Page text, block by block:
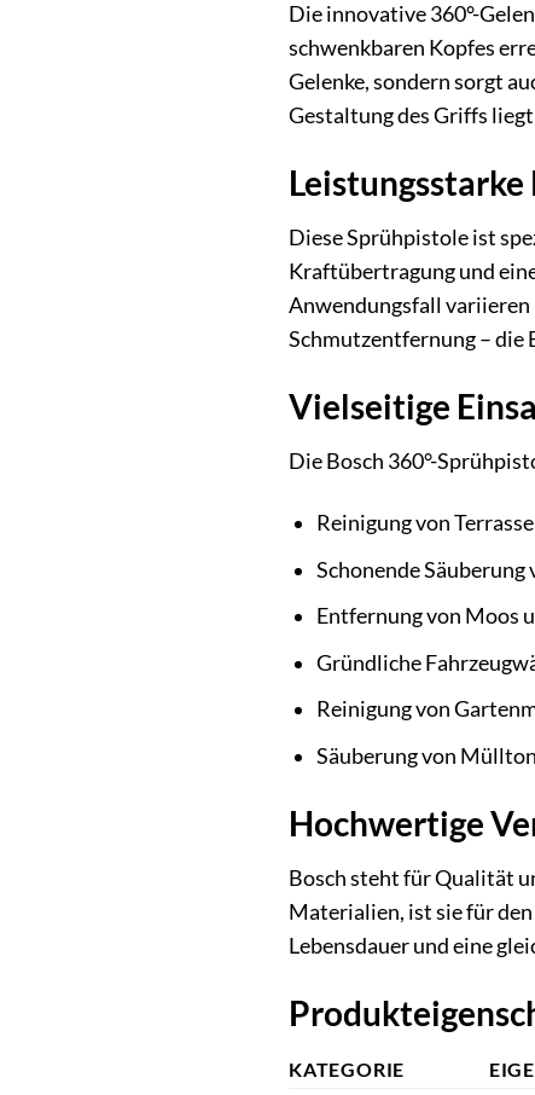
Die innovative 360°-
schwenkbaren Kopfes
Gelenke, sondern sorgt
Gestaltung des Griffs
Diese Sprühpistole ist
Kraftübertragung und
Anwendungsfall variieren
Schmutzentfernung – die
Vielseitige
Die Bosch 360°-
Reinigung von
Schonende Säuberung
Entfernung von Moos
Gründliche
Reinigung von
Säuberung von
Hochwertige
Bosch steht für Qualität
Materialien, ist sie für
Lebensdauer und eine
KATEGORIE